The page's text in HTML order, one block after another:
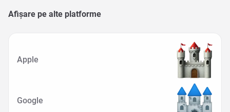
Afișare pe alte platforme
Apple
Google